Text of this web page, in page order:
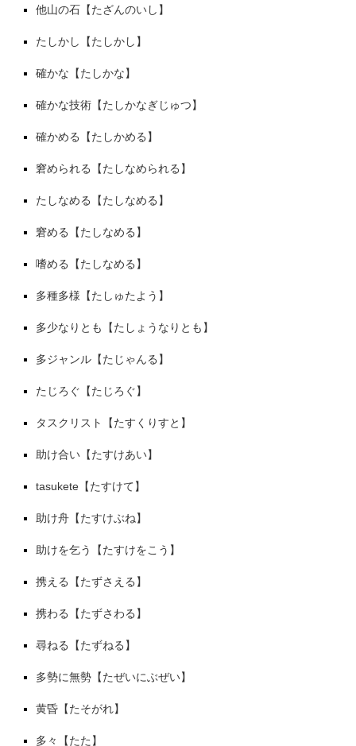
他山の石【たざんのいし】
たしかし【たしかし】
確かな【たしかな】
確かな技術【たしかなぎじゅつ】
確かめる【たしかめる】
窘められる【たしなめられる】
たしなめる【たしなめる】
窘める【たしなめる】
嗜める【たしなめる】
多種多様【たしゅたよう】
多少なりとも【たしょうなりとも】
多ジャンル【たじゃんる】
たじろぐ【たじろぐ】
タスクリスト【たすくりすと】
助け合い【たすけあい】
tasukete【たすけて】
助け舟【たすけぶね】
助けを乞う【たすけをこう】
携える【たずさえる】
携わる【たずさわる】
尋ねる【たずねる】
多勢に無勢【たぜいにぶぜい】
黄昏【たそがれ】
多々【たた】